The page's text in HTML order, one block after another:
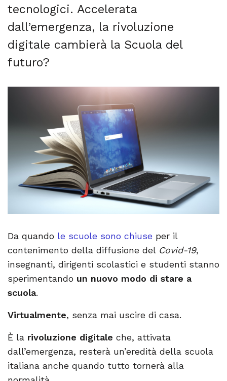
tecnologici. Accelerata
dall’emergenza, la rivoluzione
digitale cambierà la Scuola del
futuro?
Da quando le scuole sono chiuse per il
contenimento della diffusione del Covid-19,
insegnanti, dirigenti scolastici e studenti stanno
sperimentando un nuovo modo di stare a
scuola.
Virtualmente, senza mai uscire di casa.
È la rivoluzione digitale che, attivata
dall’emergenza, resterà un’eredità della scuola
italiana anche quando tutto tornerà alla